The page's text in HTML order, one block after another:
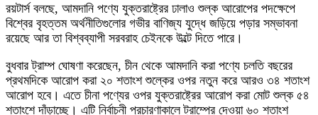
রয়টার্স বলছে, আমদানি পণ্যে যুক্তরাষ্ট্রের ঢালাও শুল্ক আরোপের পদক্ষেপে
বিশ্বের বৃহত্তম অর্থনীতিগুলোর গভীর বাণিজ্য যুদ্ধে জড়িয়ে পড়ার সম্ভাবনা
রয়েছে আর তা বিশ্বব্যাপী সরবরাহ চেইনকে উল্টে দিতে পারে।
বুধবার ট্রাম্প ঘোষণা করেছেন, চীন থেকে আমদানি করা পণ্যে চলতি বছরের
প্রথমদিকে আরোপ করা ২০ শতাংশ শুল্কের ওপর নতুন করে আরও ৩৪ শতাংশ
আরোপ হবে। এতে চীনা পণ্যের ওপর যুক্তরাষ্ট্রের আরোপ করা মোট শুল্ক ৫৪
শতাংশে দাঁড়াচ্ছে। এটি নির্বাচনী প্রচারণাকালে ট্রাম্পের দেওয়া ৬০ শতাংশ